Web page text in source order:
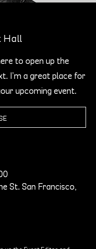
Hall
to open up the
I’m a great place for
upcoming event.
St. San Francisco,